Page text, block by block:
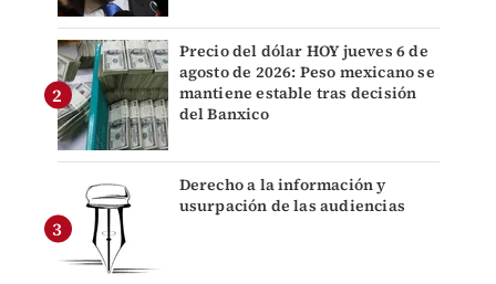
Precio del dólar HOY jueves 6 de
agosto de 2026: Peso mexicano se
mantiene estable tras decisión
del Banxico
Derecho a la información y
usurpación de las audiencias